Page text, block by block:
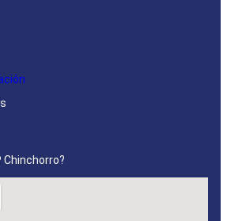
Chinchorro?